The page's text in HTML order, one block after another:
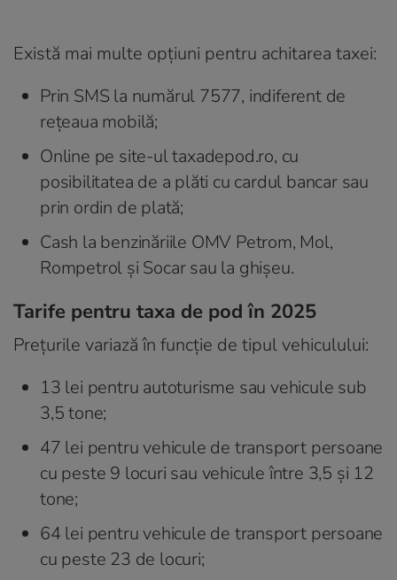
Există mai multe opțiuni pentru achitarea taxei:
Prin SMS la numărul 7577, indiferent de
rețeaua mobilă;
Online pe site-ul taxadepod.ro, cu
posibilitatea de a plăti cu cardul bancar sau
prin ordin de plată;
Cash la benzinăriile OMV Petrom, Mol,
Rompetrol și Socar sau la ghișeu.
Tarife pentru taxa de pod în 2025
Prețurile variază în funcție de tipul vehiculului:
13 lei pentru autoturisme sau vehicule sub
3,5 tone;
47 lei pentru vehicule de transport persoane
cu peste 9 locuri sau vehicule între 3,5 și 12
tone;
64 lei pentru vehicule de transport persoane
cu peste 23 de locuri;